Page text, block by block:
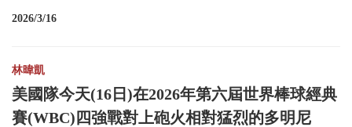
2026/3/16
林暐凱
美國隊今天(16日)在2026年第六屆世界棒球經典
賽(WBC)四強戰對上砲火相對猛烈的多明尼